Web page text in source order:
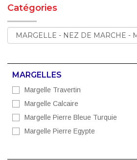
Catégories
MARGELLES
Margelle Travertin
Margelle Calcaire
Margelle Pierre Bleue Turquie
Margelle Pierre Egypte